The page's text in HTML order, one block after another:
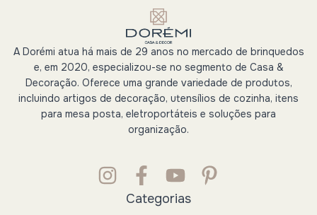
A Dorémi atua há mais de 29 anos no mercado de brinquedos
e, em 2020, especializou-se no segmento de Casa &
Decoração. Oferece uma grande variedade de produtos,
incluindo artigos de decoração, utensílios de cozinha, itens
para mesa posta, eletroportáteis e soluções para
organização.
Categorias